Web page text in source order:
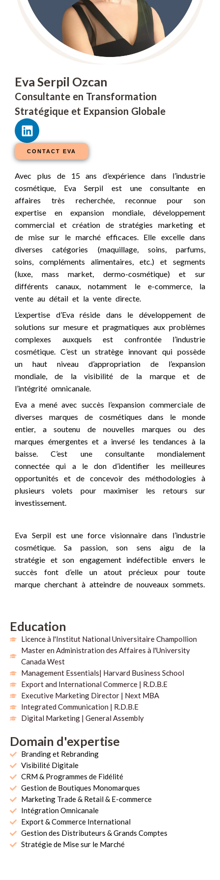
Eva Serpil Ozcan
Consultante en Transformation
Stratégique et Expansion Globale
L
i
n
k
e
d
i
n
CONTACT EVA
Avec plus de 15 ans d’expérience dans l’industrie
cosmétique, Eva Serpil est une consultante en
affaires très recherchée, reconnue pour son
expertise en expansion mondiale, développement
commercial et création de stratégies marketing et
de mise sur le marché efficaces. Elle excelle dans
diverses catégories (maquillage, soins, parfums,
soins, compléments alimentaires, etc.) et segments
(luxe, mass market, dermo-cosmétique) et sur
différents canaux, notamment le e-commerce, la
vente au détail et la vente directe.
L’expertise d’Eva réside dans le développement de
solutions sur mesure et pragmatiques aux problèmes
complexes auxquels est confrontée l’industrie
cosmétique. C’est un stratège innovant qui possède
un haut niveau d’appropriation de l’expansion
mondiale, de la visibilité de la marque et de
l’intégrité omnicanale.
Eva a mené avec succès l’expansion commerciale de
diverses marques de cosmétiques dans le monde
entier, a soutenu de nouvelles marques ou des
marques émergentes et a inversé les tendances à la
baisse. C’est une consultante mondialement
connectée qui a le don d’identifier les meilleures
opportunités et de concevoir des méthodologies à
plusieurs volets pour maximiser les retours sur
investissement.
Eva Serpil est une force visionnaire dans l’industrie
cosmétique. Sa passion, son sens aigu de la
stratégie et son engagement indéfectible envers le
succès font d’elle un atout précieux pour toute
marque cherchant à atteindre de nouveaux sommets.
Education
Licence à l'Institut National Universitaire Champollion
Master en Administration des Affaires à l'University
Canada West
Management Essentials| Harvard Business School
Export and International Commerce | R.D.B.E
Executive Marketing Director | Next MBA
Integrated Communication | R.D.B.E
Digital Marketing | General Assembly
Domain d'expertise
Branding et Rebranding
Visibilité Digitale
CRM & Programmes de Fidélité
Gestion de Boutiques Monomarques
Marketing Trade & Retail & E-commerce
Intégration Omnicanale
Export & Commerce International
Gestion des Distributeurs & Grands Comptes
Stratégie de Mise sur le Marché